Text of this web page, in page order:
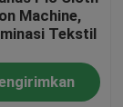
Machine,
Tekstil